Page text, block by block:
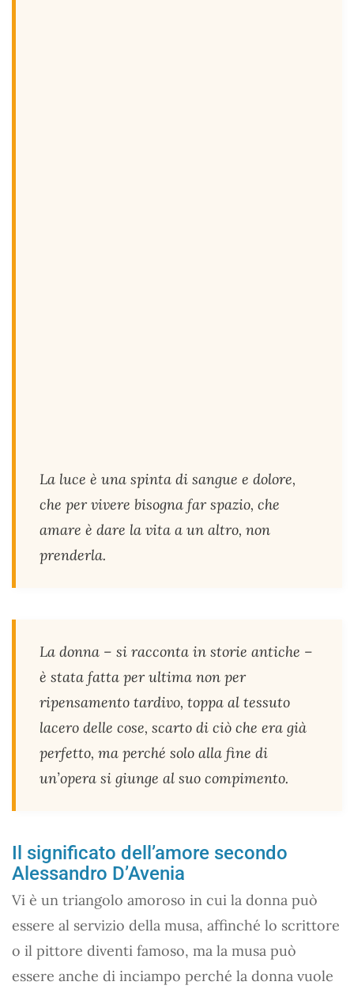
La luce è una spinta di sangue e dolore,
che per vivere bisogna far spazio, che
amare è dare la vita a un altro, non
prenderla.
La donna – si racconta in storie antiche –
è stata fatta per ultima non per
ripensamento tardivo, toppa al tessuto
lacero delle cose, scarto di ciò che era già
perfetto, ma perché solo alla fine di
un’opera si giunge al suo compimento.
Il significato dell’amore secondo
Alessandro D’Avenia
Vi è un triangolo amoroso in cui la donna può
essere al servizio della musa, affinché lo scrittore
o il pittore diventi famoso, ma la musa può
essere anche di inciampo perché la donna vuole